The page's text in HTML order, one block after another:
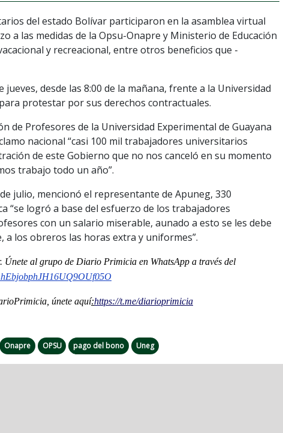
del estado Bolívar participaron en la asamblea virtual
a las medidas de la Opsu-Onapre y Ministerio de Educación
y recreacional, entre otros beneficios que -
desde las 8:00 de la mañana, frente a la Universidad
protestar por sus derechos contractuales.
de Profesores de la Universidad Experimental de Guayana
nacional “casi 100 mil trabajadores universitarios
de este Gobierno que no nos canceló en su momento
trabajo todo un año”.
julio, mencionó el representante de Apuneg, 330
“se logró a base del esfuerzo de los trabajadores
con un salario miserable, aunado a esto se les debe
los obreros las horas extra y uniformes”.
Únete al grupo de Diario Primicia en WhatsApp a través del
únete aquí:https://t.me/diarioprimicia
Onapre OPSU pago del bono Uneg